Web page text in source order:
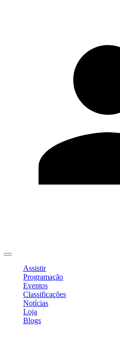
Assistir
Programação
Eventos
Classificações
Notícias
Loja
Blogs